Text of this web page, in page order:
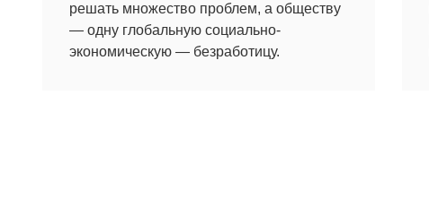
решать множество проблем, а обществу
— одну глобальную социально-
экономическую — безработицу.